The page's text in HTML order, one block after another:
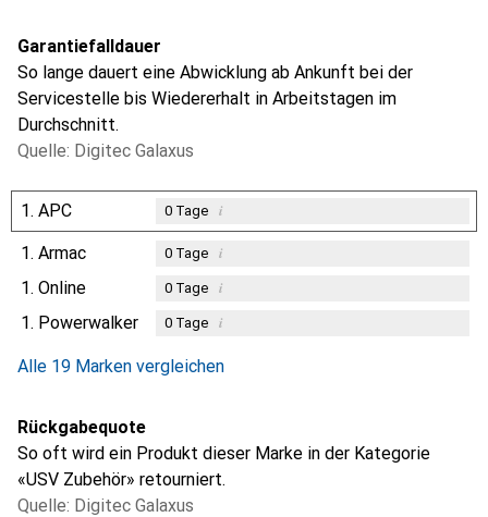
Garantiefalldauer
So lange dauert eine Abwicklung ab Ankunft bei der
Servicestelle bis Wiedererhalt in Arbeitstagen im
Durchschnitt.
Quelle: Digitec Galaxus
1. APC 0Tage i
1. Armac 0Tage i
1. Online 0Tage i
1. Powerwalker 0Tage i
Alle 19 Marken vergleichen
Rückgabequote
So oft wird ein Produkt dieser Marke in der Kategorie
«USV Zubehör» retourniert.
Quelle: Digitec Galaxus